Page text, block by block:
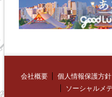
会社概要 個人情報保護方針
ソーシャルメ